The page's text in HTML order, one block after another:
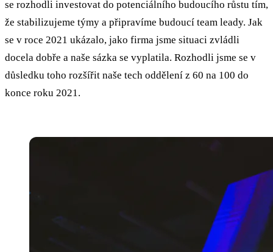
se rozhodli investovat do potenciálního budoucího růstu tím,
že stabilizujeme týmy a připravíme budoucí team leady. Jak
se v roce 2021 ukázalo, jako firma jsme situaci zvládli
docela dobře a naše sázka se vyplatila. Rozhodli jsme se v
důsledku toho rozšířit naše tech oddělení z 60 na 100 do
konce roku 2021.